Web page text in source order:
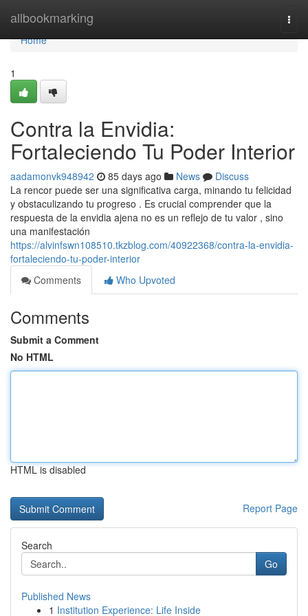
allbookmarking
Home
Home
1
Contra la Envidia:
Fortaleciendo Tu Poder Interior
aadamonvk948942 85 days ago News
Discuss
La rencor puede ser una significativa carga, minando tu felicidad
y obstaculizando tu progreso . Es crucial comprender que la
respuesta de la envidia ajena no es un reflejo de tu valor , sino
una manifestación
https://alvinfswn108510.tkzblog.com/40922368/contra-la-envidia-
fortaleciendo-tu-poder-interior
Comments
Who Upvoted
Comments
Submit a Comment
No HTML
HTML is disabled
Report Page
Search
Go
Published News
1 Institution Experience: Life Inside